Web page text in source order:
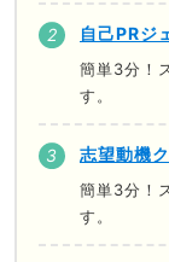
自己PRジ
簡単3分！
す。
志望動機
簡単3分！
す。